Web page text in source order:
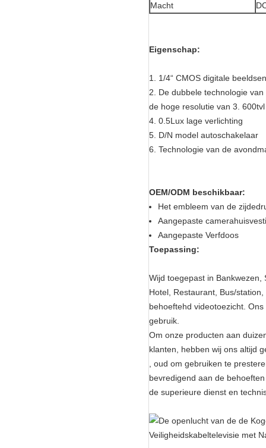
Macht
Eigenschap:
1. 1/4“ CMOS digitale
2. De dubbele technologie
de hoge resolutie van 3. 600tvl
4. 0.5Lux lage verlichting
5. D/N model autoschakelaar
6. Technologie van de
OEM/ODM beschikbaar:
Het embleem van de
Aangepaste
Aangepaste Verfdoos
Toepassing:
Wijd toegepast in
Hotel, Restaurant, Bus/
behoeftehd videotoezicht.
gebruik.
Om onze producten aan
klanten, hebben wij ons altijd
, oud om gebruiken te
bevredigend aan de
de superieure dienst en